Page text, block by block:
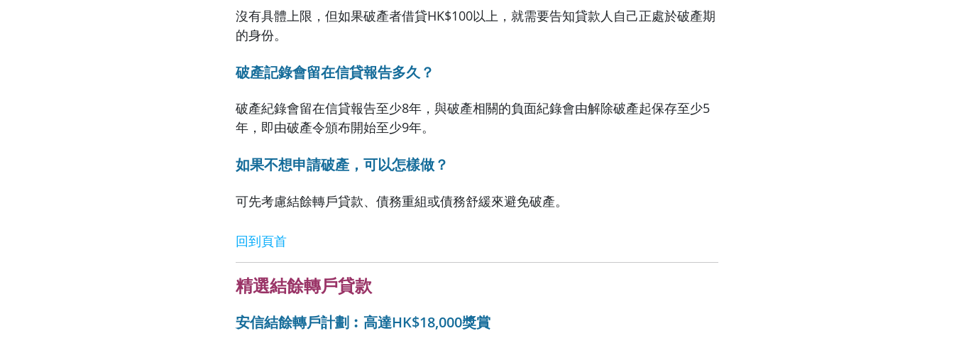
沒有具體上限，但如果破產者借貸HK$100以上，就需要告知貸款人自己正處於破產期
的身份。
破產記錄會留在信貸報告多久？
破產紀錄會留在信貸報告至少8年，與破產相關的負面紀錄會由解除破產起保存至少5
年，即由破產令頒布開始至少9年。
如果不想申請破產，可以怎樣做？
可先考慮結餘轉戶貸款、債務重組或債務舒緩來避免破產。
回到頁首
精選結餘轉戶貸款
安信結餘轉戶計劃︰高達HK$18,000獎賞